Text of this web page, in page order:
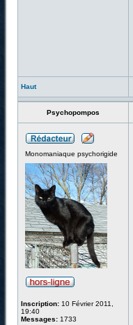
Haut
Psychopompos
Monomaniaque psychorigide
Inscription: 10 Février 2011,
19:40
Messages: 1733